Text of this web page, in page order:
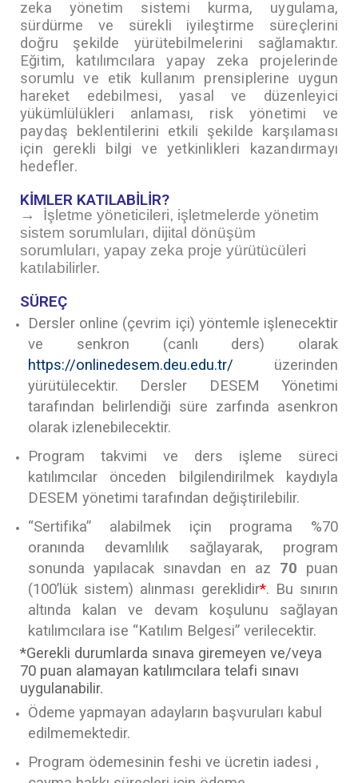
zeka yönetim sistemi kurma, uygulama,
sürdürme ve sürekli iyileştirme süreçlerini
doğru şekilde yürütebilmelerini sağlamaktır.
Eğitim, katılımcılara yapay zeka projelerinde
sorumlu ve etik kullanım prensiplerine uygun
hareket edebilmesi, yasal ve düzenleyici
yükümlülükleri anlaması, risk yönetimi ve
paydaş beklentilerini etkili şekilde karşılaması
için gerekli bilgi ve yetkinlikleri kazandırmayı
hedefler.
KİMLER KATILABİLİR?
→
İşletme yöneticileri, işletmelerde yönetim
sistem sorumluları, dijital dönüşüm
sorumluları, yapay zeka proje yürütücüleri
katılabilirler.
SÜREÇ
Dersler online (çevrim içi) yöntemle işlenecektir
ve senkron (canlı ders) olarak
https://onlinedesem.deu.edu.tr/ üzerinden
yürütülecektir. Dersler DESEM Yönetimi
tarafından belirlendiği süre zarfında asenkron
olarak izlenebilecektir.
Program takvimi ve ders işleme süreci
katılımcılar önceden bilgilendirilmek kaydıyla
DESEM yönetimi tarafından değiştirilebilir.
“Sertifika” alabilmek için programa %70
oranında devamlılık sağlayarak, program
sonunda yapılacak sınavdan en az 70 puan
(100’lük sistem) alınması gereklidir*. Bu sınırın
altında kalan ve devam koşulunu sağlayan
katılımcılara ise “Katılım Belgesi” verilecektir.
*Gerekli durumlarda sınava giremeyen ve/veya
70 puan alamayan katılımcılara telafi sınavı
uygulanabilir.
Ödeme yapmayan adayların başvuruları kabul
edilmemektedir.
Program ödemesinin feshi ve ücretin iadesi ,